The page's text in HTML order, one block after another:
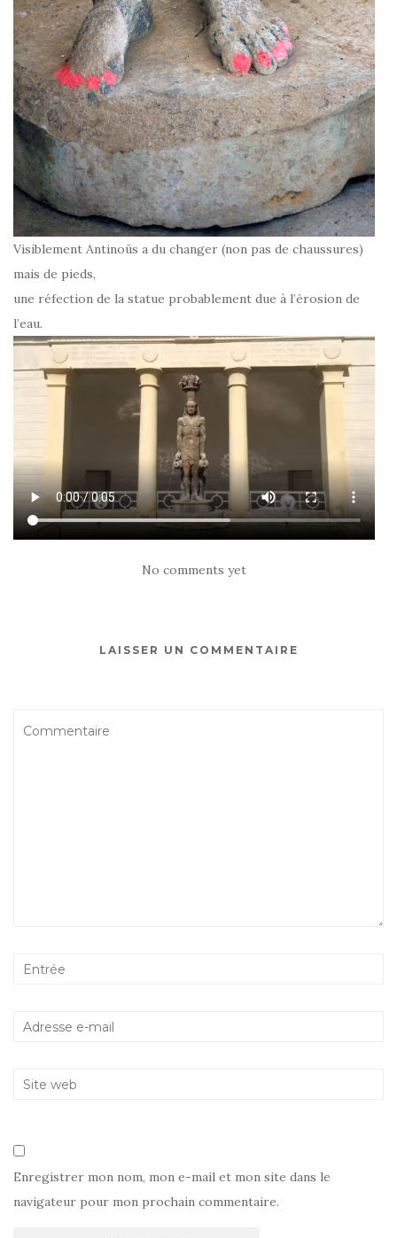
Visiblement Antinoüs a du changer (non pas de chaussures)
mais de pieds,
une réfection de la statue probablement due à l’érosion de
l’eau.
No comments yet
LAISSER UN COMMENTAIRE
Enregistrer mon nom, mon e-mail et mon site dans le
navigateur pour mon prochain commentaire.